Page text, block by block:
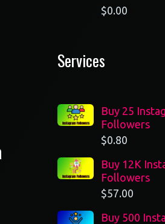
$0.00
Services
Buy 25
Followers
$0.80
Buy 12K
Followers
$57.00
Buy 500